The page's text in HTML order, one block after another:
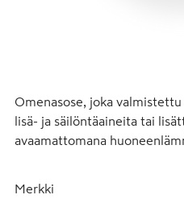
Omenasose, joka
lisä- ja säilöntäaineita tai
avaamattomana
Merkki